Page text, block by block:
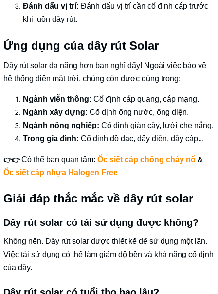
Đánh dấu vị trí: Đánh dấu vị trí cần cố định cáp trước
khi luồn dây rút.
Ứng dụng của dây rút Solar
Dây rút solar đa năng hơn bạn nghĩ đấy! Ngoài việc bảo vệ
hệ thống điện mặt trời, chúng còn được dùng trong:
Ngành viễn thông: Cố định cáp quang, cáp mạng.
Ngành xây dựng: Cố định ống nước, ống điện.
Ngành nông nghiệp: Cố định giàn cây, lưới che nắng.
Trong gia đình: Cố định đồ đạc, dây điện, dây cáp...
👉👉Có thể bạn quan tâm: Ốc siết cáp chống cháy nổ &
Ốc siết cáp nhựa Halogen Free
Giải đáp thắc mắc về dây rút solar
Dây rút solar có tái sử dụng được không?
Không nên. Dây rút solar được thiết kế để sử dụng một lần.
Việc tái sử dụng có thể làm giảm độ bền và khả năng cố định
của dây.